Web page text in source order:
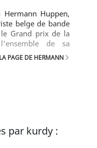
Huppen,
belge de bande
Grand prix de la
de sa
PAGE DE HERMANN
par kurdy :